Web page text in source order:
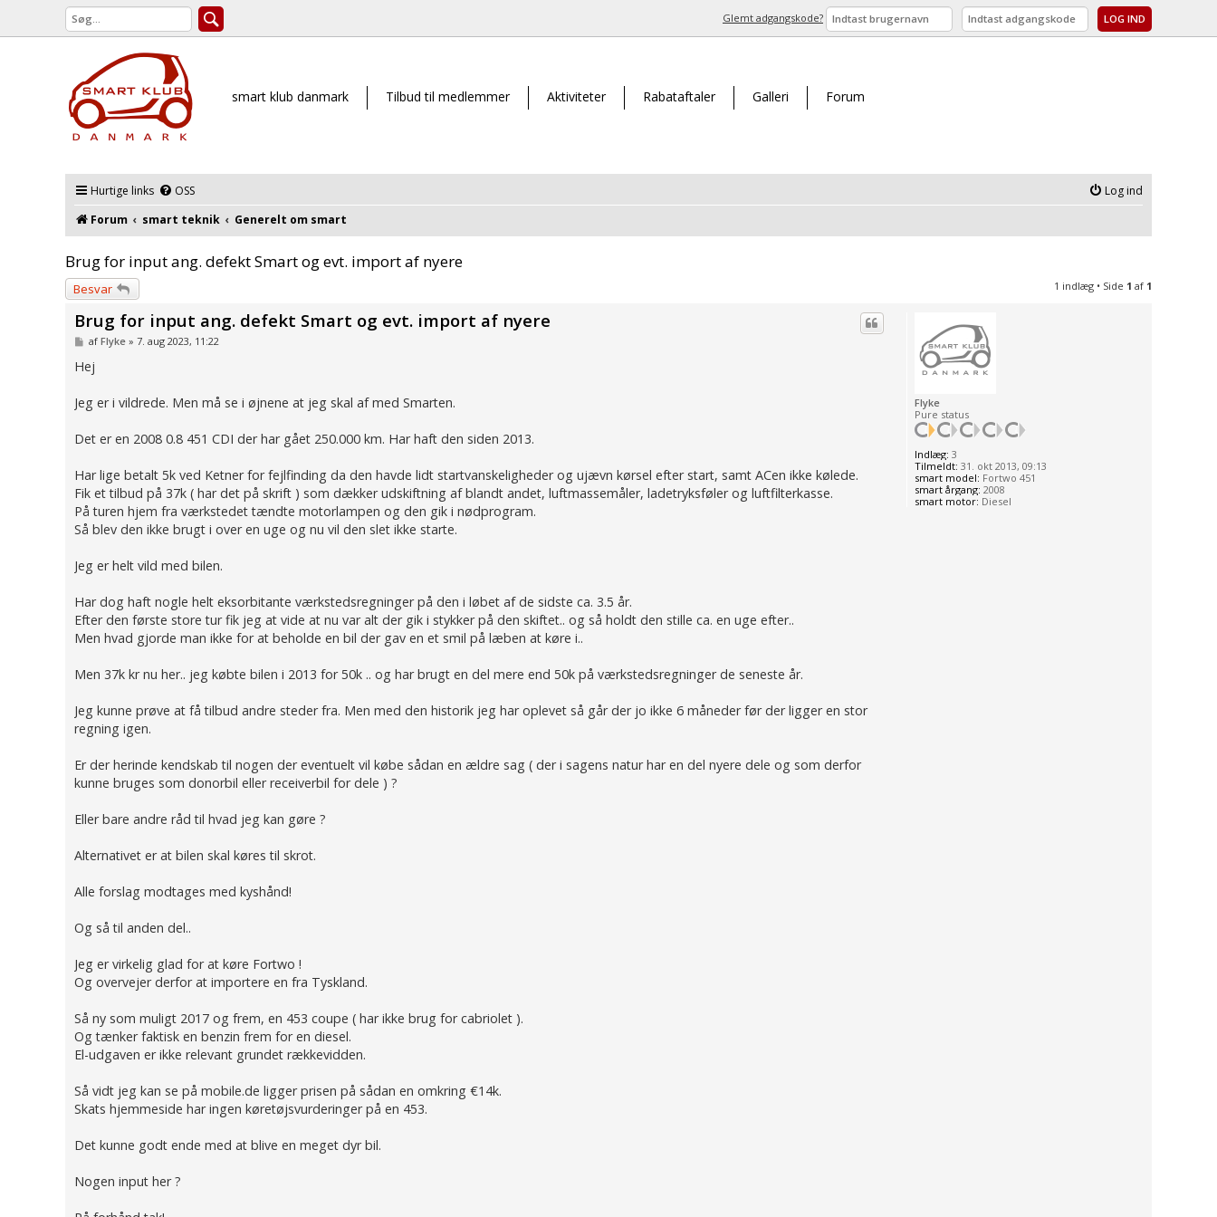
Glemt adgangskode?
smart klub danmark Tilbud til medlemmer Aktiviteter Rabataftaler Galleri Forum
Hurtige links OSS
Log ind
Forum
smart teknik Generelt om smart
Brug for input ang. defekt Smart og evt. import af nyere
Besvar 1 indlæg • Side 1 af 1
Flyke
Pure status
Indlæg: 3
Tilmeldt: 31. okt 2013, 09:13
smart model: Fortwo 451
smart årgang: 2008
smart motor: Diesel
Brug for input ang. defekt Smart og evt. import af nyere
d
l
g
af Flyke» 7. aug 2023, 11:22
Hej
Jeg er i vildrede. Men må se i øjnene at jeg skal af med Smarten.
Det er en 2008 0.8 451 CDI der har gået 250.000 km. Har haft den siden 2013.
Har lige betalt 5k ved Ketner for fejlfinding da den havde lidt startvanskeligheder og ujævn kørsel efter start, samt ACen ikke kølede.
Fik et tilbud på 37k ( har det på skrift ) som dækker udskiftning af blandt andet, luftmassemåler, ladetryksføler og luftfilterkasse.
På turen hjem fra værkstedet tændte motorlampen og den gik i nødprogram.
Så blev den ikke brugt i over en uge og nu vil den slet ikke starte.
Jeg er helt vild med bilen.
Har dog haft nogle helt eksorbitante værkstedsregninger på den i løbet af de sidste ca. 3.5 år.
Efter den første store tur fik jeg at vide at nu var alt der gik i stykker på den skiftet.. og så holdt den stille ca. en uge efter..
Men hvad gjorde man ikke for at beholde en bil der gav en et smil på læben at køre i..
Men 37k kr nu her.. jeg købte bilen i 2013 for 50k .. og har brugt en del mere end 50k på værkstedsregninger de seneste år.
Jeg kunne prøve at få tilbud andre steder fra. Men med den historik jeg har oplevet så går der jo ikke 6 måneder før der ligger en stor
regning igen.
Er der herinde kendskab til nogen der eventuelt vil købe sådan en ældre sag ( der i sagens natur har en del nyere dele og som derfor
kunne bruges som donorbil eller receiverbil for dele ) ?
Eller bare andre råd til hvad jeg kan gøre ?
Alternativet er at bilen skal køres til skrot.
Alle forslag modtages med kyshånd!
Og så til anden del..
Jeg er virkelig glad for at køre Fortwo !
Og overvejer derfor at importere en fra Tyskland.
Så ny som muligt 2017 og frem, en 453 coupe ( har ikke brug for cabriolet ).
Og tænker faktisk en benzin frem for en diesel.
El-udgaven er ikke relevant grundet rækkevidden.
Så vidt jeg kan se på mobile.de ligger prisen på sådan en omkring €14k.
Skats hjemmeside har ingen køretøjsvurderinger på en 453.
Det kunne godt ende med at blive en meget dyr bil.
Nogen input her ?